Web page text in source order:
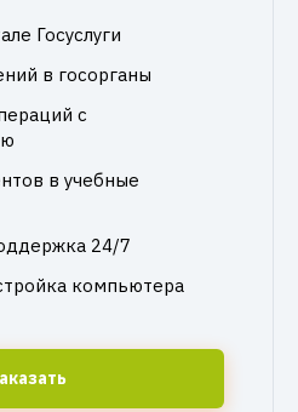
Госуслуги
в госорганы
с
в учебные
24/7
компьютера